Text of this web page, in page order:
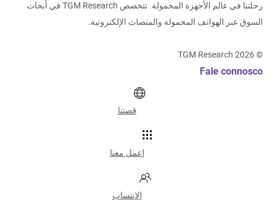
رحلتنا في عالم الأجهزة المحمولة. تتخصص TGM Research في أبحاث
السوق عبر الهواتف المحمولة والمنصات الإلكترونية.
©
2026
Fale connosco
قصتنا
اعمل معنا
الانتساب